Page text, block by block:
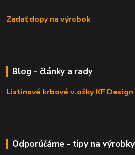
Zadať dopy na výrobok
Blog - články a rady
Liatinové krbové vložky KF Design
Odporúčáme - tipy na výrobky